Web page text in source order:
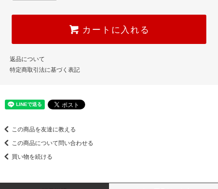
カートに入れる
返品について
特定商取引法に基づく表記
この商品を友達に教える
この商品について問い合わせる
買い物を続ける